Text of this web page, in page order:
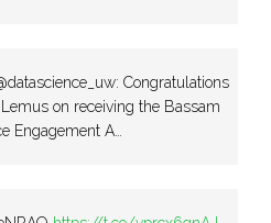
Congratulations
on receiving the Bassam
Engagement A…